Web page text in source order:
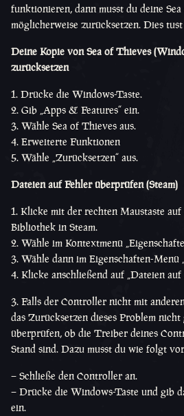
funktionieren, dann musst du deine
möglicherweise zurücksetzen. Dies
Deine Kopie von Sea of Thieves
zurücksetzen
Drücke die Windows-Taste.
Gib „Apps & Features“ ein.
Wähle Sea of Thieves aus.
Erweiterte Funktionen
Wähle „Zurücksetzen“ aus.
Dateien auf Fehler überprüfen (Steam)
Klicke mit der rechten Maustaste
Bibliothek in Steam.
Wähle im Kontextmenü
Wähle dann im Eigenschaften-Menü
Klicke anschließend auf „Dateien
3. Falls der Controller nicht mit
das Zurücksetzen dieses Problem
überprüfen, ob die Treiber deines
Stand sind. Dazu musst du wie folgt
– Schließe den Controller an.
– Drücke die Windows-Taste und gib
ein.